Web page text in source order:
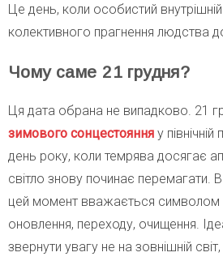
Це день, коли особистий
колективного прагнення людства
Чому саме 21 грудня?
Ця дата обрана не випадково. 21
зимового сонцестояння у
день року, коли темрява досягає
світло знову починає перемагати.
цей момент вважається символом
оновлення, переходу, очищення.
звернути увагу не на зовнішній світ,